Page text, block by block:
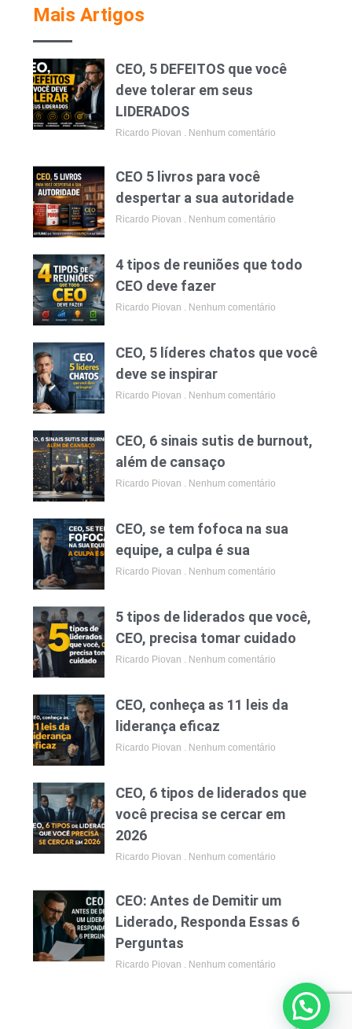
Mais Artigos
CEO, 5 DEFEITOS que você
deve tolerar em seus
LIDERADOS
Ricardo Piovan Nenhum comentário
CEO 5 livros para você
despertar a sua autoridade
Ricardo Piovan Nenhum comentário
4 tipos de reuniões que todo
CEO deve fazer
Ricardo Piovan Nenhum comentário
CEO, 5 líderes chatos que você
deve se inspirar
Ricardo Piovan Nenhum comentário
CEO, 6 sinais sutis de burnout,
além de cansaço
Ricardo Piovan Nenhum comentário
CEO, se tem fofoca na sua
equipe, a culpa é sua
Ricardo Piovan Nenhum comentário
5 tipos de liderados que você,
CEO, precisa tomar cuidado
Ricardo Piovan Nenhum comentário
CEO, conheça as 11 leis da
liderança eficaz
Ricardo Piovan Nenhum comentário
CEO, 6 tipos de liderados que
você precisa se cercar em
2026
Ricardo Piovan Nenhum comentário
CEO: Antes de Demitir um
Liderado, Responda Essas 6
Perguntas
Ricardo Piovan Nenhum comentário